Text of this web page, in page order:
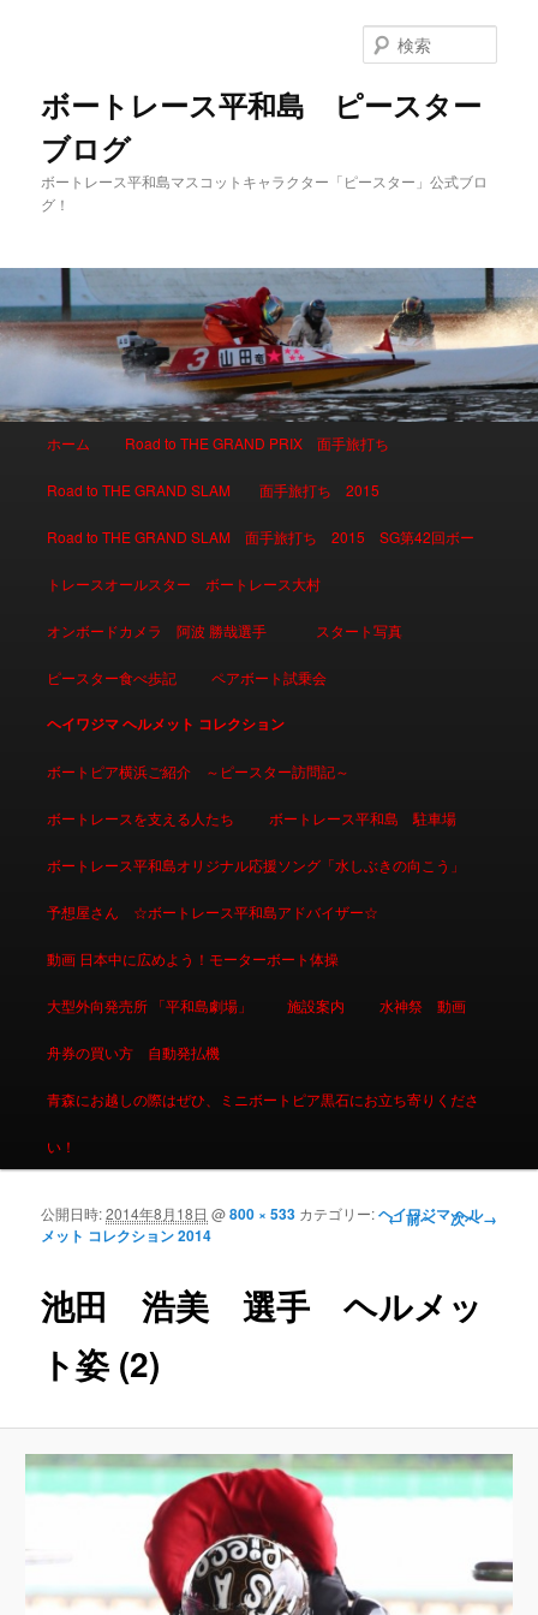
ボートレース平和島 ピースター
ブログ
ボートレース平和島マスコットキャラクター「ピースター」公式ブロ
グ！
索
メインコンテンツへ移動
サブコンテンツへ移動
ホーム Road to THE GRAND PRIX 面手旅打ち
Road to THE GRAND SLAM 面手旅打ち 2015
Road to THE GRAND SLAM 面手旅打ち 2015 SG第42回ボー
トレースオールスター ボートレース大村
オンボードカメラ 阿波 勝哉選手 スタート写真
ピースター食べ歩記 ペアボート試乗会
ヘイワジマ ヘルメット コレクション
ボートピア横浜ご紹介 ～ピースター訪問記～
ボートレースを支える人たち ボートレース平和島 駐車場
ボートレース平和島オリジナル応援ソング「水しぶきの向こう」
予想屋さん ☆ボートレース平和島アドバイザー☆
動画 日本中に広めよう！モーターボート体操
大型外向発売所 「平和島劇場」 施設案内 水神祭 動画
舟券の買い方 自動発払機
青森にお越しの際はぜひ、ミニボートピア黒石にお立ち寄りくださ
い！
画像ナビゲーシ
← 前へ 次へ →
池田 浩美 選手 ヘルメッ
ト姿 (2)
公開日時:2014年8月18日 @800 × 533 カテゴリー:ヘイワジマ ヘル
メット コレクション 2014